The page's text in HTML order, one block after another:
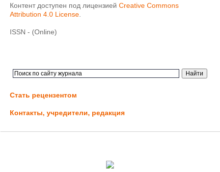
Контент доступен под лицензией Creative Commons
Attribution 4.0 License
ISSN - (Online)
Стать рецензентом
Контакты, учредители, редакция